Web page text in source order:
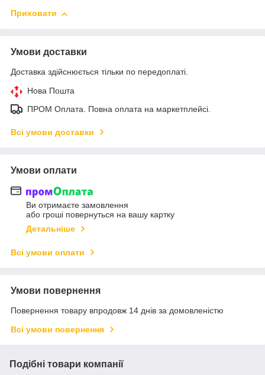
Приховати
Умови доставки
Доставка здійснюється тільки по передоплаті.
Нова Пошта
ПРОМ Оплата. Повна оплата на маркетплейсі.
Всі умови доставки
Умови оплати
Ви отримаєте замовлення
або гроші повернуться на вашу картку
Детальніше
Всі умови оплати
Умови повернення
Повернення товару впродовж 14 днів за домовленістю
Всі умови повернення
Подібні товари компанії